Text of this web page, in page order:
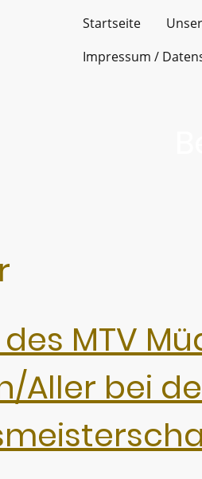
Startseite
Impressum /
MTV
Aller bei